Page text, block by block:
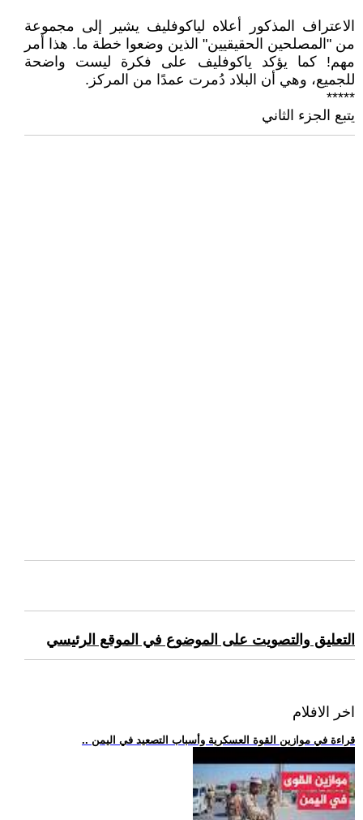
الاعتراف المذكور أعلاه لياكوفليف يشير إلى مجموعة
من "المصلحين الحقيقيين" الذين وضعوا خطة ما. هذا أمر
مهم! كما يؤكد ياكوفليف على فكرة ليست واضحة
للجميع، وهي أن البلاد دُمرت عمدًا من المركز.
*****
يتبع الجزء الثاني
التعليق والتصويت على الموضوع في الموقع الرئيسي
اخر الافلام
.. قراءة في موازين القوة العسكرية وأسباب التصعيد في اليمن